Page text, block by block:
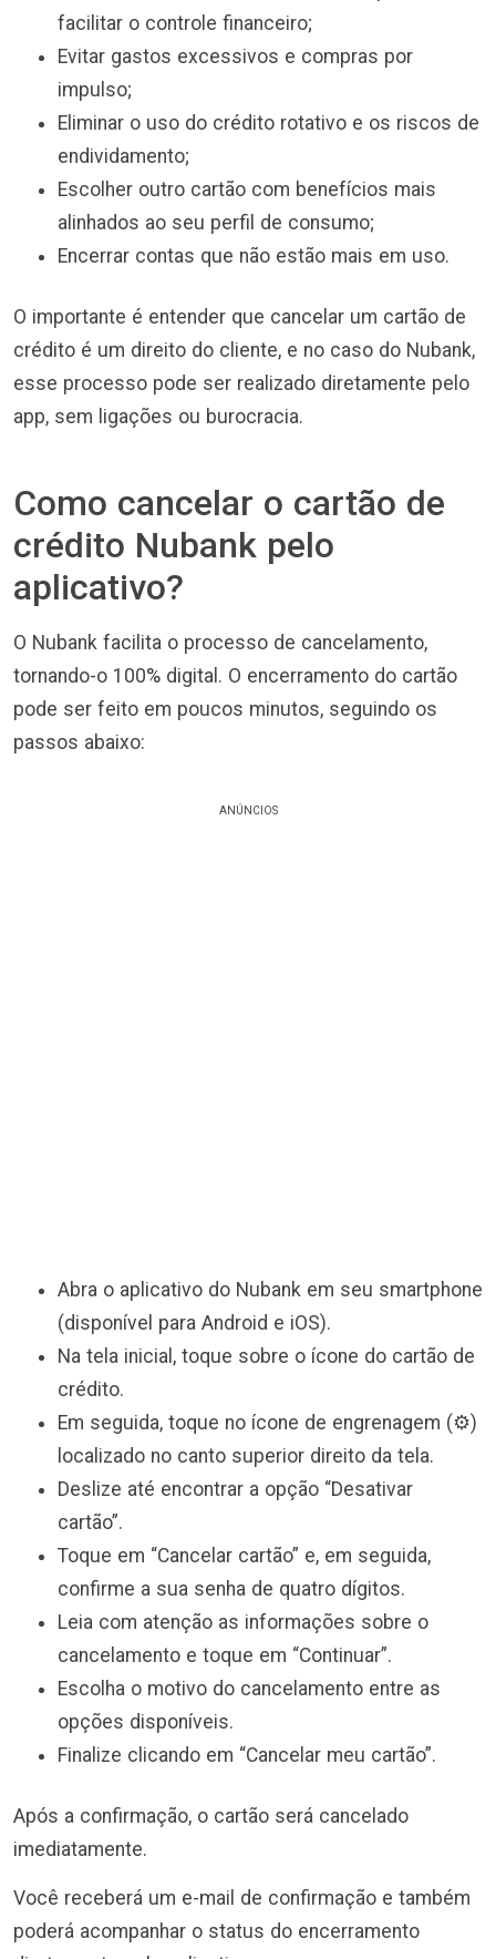
facilitar o controle financeiro;
Evitar gastos excessivos e compras por
impulso;
Eliminar o uso do crédito rotativo e os riscos de
endividamento;
Escolher outro cartão com benefícios mais
alinhados ao seu perfil de consumo;
Encerrar contas que não estão mais em uso.
O importante é entender que cancelar um cartão de
crédito é um direito do cliente, e no caso do Nubank,
esse processo pode ser realizado diretamente pelo
app, sem ligações ou burocracia.
Como cancelar o cartão de
crédito Nubank pelo
aplicativo?
O Nubank facilita o processo de cancelamento,
tornando-o 100% digital. O encerramento do cartão
pode ser feito em poucos minutos, seguindo os
passos abaixo:
ANÚNCIOS
Abra o aplicativo do Nubank em seu smartphone
(disponível para Android e iOS).
Na tela inicial, toque sobre o ícone do cartão de
crédito.
Em seguida, toque no ícone de engrenagem (⚙️)
localizado no canto superior direito da tela.
Deslize até encontrar a opção “Desativar
cartão”.
Toque em “Cancelar cartão” e, em seguida,
confirme a sua senha de quatro dígitos.
Leia com atenção as informações sobre o
cancelamento e toque em “Continuar”.
Escolha o motivo do cancelamento entre as
opções disponíveis.
Finalize clicando em “Cancelar meu cartão”.
Após a confirmação, o cartão será cancelado
imediatamente.
Você receberá um e-mail de confirmação e também
poderá acompanhar o status do encerramento